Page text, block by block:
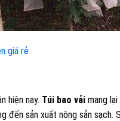
giá rẻ
hiện nay. Túi bao vải mang
đến sản xuất nông sản sạch.